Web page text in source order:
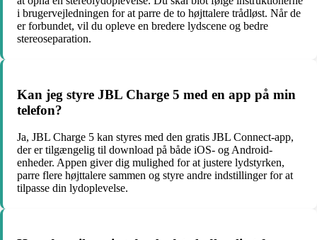
i brugervejledningen for at parre de to højttalere trådløst. Når de
er forbundet, vil du opleve en bredere lydscene og bedre
stereoseparation.
Kan jeg styre JBL Charge 5 med en app på min
telefon?
Ja, JBL Charge 5 kan styres med den gratis JBL Connect-app,
der er tilgængelig til download på både iOS- og Android-
enheder. Appen giver dig mulighed for at justere lydstyrken,
parre flere højttalere sammen og styre andre indstillinger for at
tilpasse din lydoplevelse.